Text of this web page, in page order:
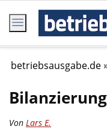
betriebsausgabe.de
Bilanzierung
Von Lars E.